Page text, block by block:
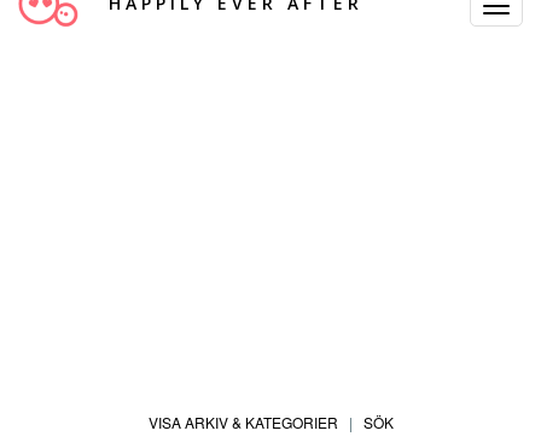
Toggle
VISA ARKIV & KATEGORIER | SÖK